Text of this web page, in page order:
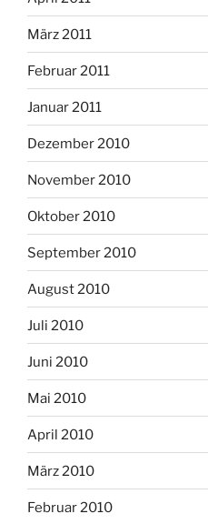
März 2011
Februar 2011
Januar 2011
Dezember 2010
November 2010
Oktober 2010
September 2010
August 2010
Juli 2010
Juni 2010
Mai 2010
April 2010
März 2010
Februar 2010